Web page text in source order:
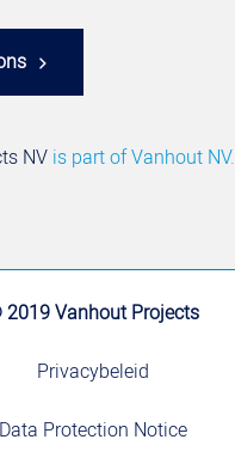
NV is part ofVanhout NV.
Vanhout Projects
Privacybeleid
Data Protection Notice